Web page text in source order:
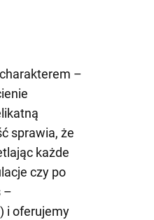
–
sprawia, że
każde
czy po
–
i oferujemy